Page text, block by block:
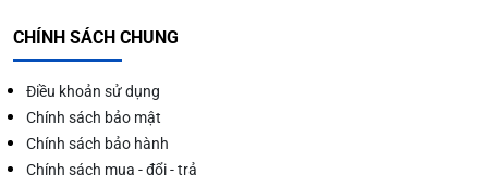
CHÍNH SÁCH CHUNG
Điều khoản sử dụng
Chính sách bảo mật
Chính sách bảo hành
Chính sách mua - đổi - trả